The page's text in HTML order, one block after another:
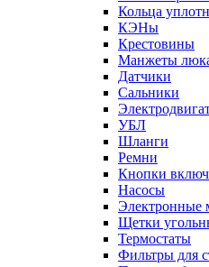
Кольца
КЭНы
Крестовины
Манжеты
Датчики
Сальники
УБЛ
Шланги
Ремни
Кнопки
Насосы
Электронные
Щетки
Термостаты
Фильтры для